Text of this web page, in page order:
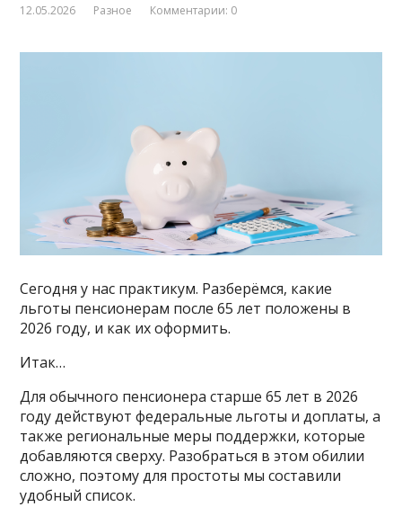
12.05.2026 Разное Комментарии: 0
Сегодня у нас практикум. Разберёмся, какие
льготы пенсионерам после 65 лет положены в
2026 году, и как их оформить.
Итак…
Для обычного пенсионера старше 65 лет в 2026
году действуют федеральные льготы и доплаты, а
также региональные меры поддержки, которые
добавляются сверху. Разобраться в этом обилии
сложно, поэтому для простоты мы составили
удобный список.